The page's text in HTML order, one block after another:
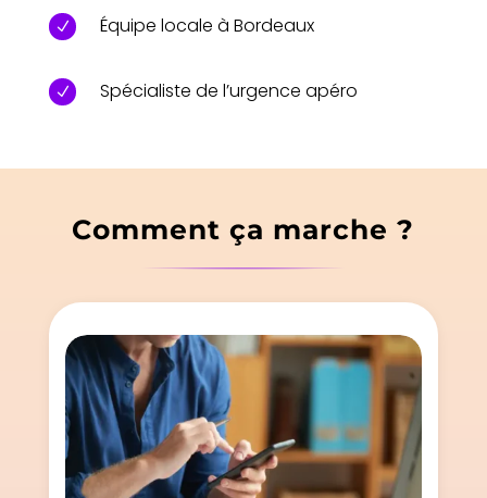
N Équipe locale à Bordeaux
N Spécialiste de l’urgence apéro
Comment ça marche ?